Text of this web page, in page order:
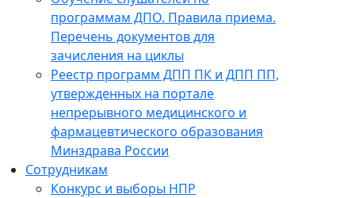
программам ДПО. Правила приема.
Перечень документов для
зачисления на циклы
Реестр программ ДПП ПК и ДПП ПП,
утвержденных на портале
непрерывного медицинского и
фармацевтического образования
Минздрава России
Сотрудникам
Конкурс и выборы НПР